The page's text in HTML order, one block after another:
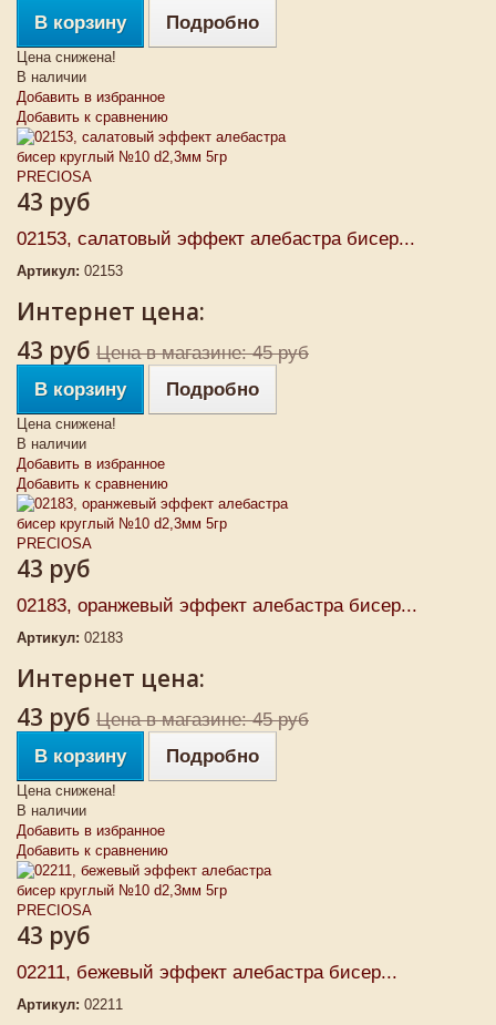
В корзину
Подробно
Цена снижена!
В наличии
Добавить в избранное
Добавить к сравнению
43 руб
02153, салатовый эффект алебастра бисер...
Артикул: 02153
Интернет цена:
43 руб Цена в магазине: 45 руб
В корзину
Подробно
Цена снижена!
В наличии
Добавить в избранное
Добавить к сравнению
43 руб
02183, оранжевый эффект алебастра бисер...
Артикул: 02183
Интернет цена:
43 руб Цена в магазине: 45 руб
В корзину
Подробно
Цена снижена!
В наличии
Добавить в избранное
Добавить к сравнению
43 руб
02211, бежевый эффект алебастра бисер...
Артикул: 02211